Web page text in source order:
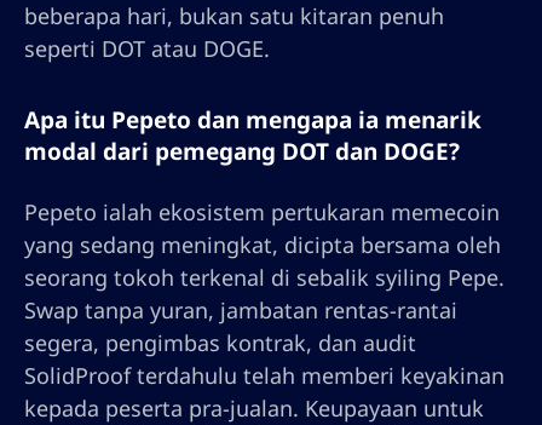
beberapa hari, bukan satu kitaran penuh
seperti DOT atau DOGE.
Apa itu Pepeto dan mengapa ia menarik
modal dari pemegang DOT dan DOGE?
Pepeto ialah ekosistem pertukaran memecoin
yang sedang meningkat, dicipta bersama oleh
seorang tokoh terkenal di sebalik syiling Pepe.
Swap tanpa yuran, jambatan rentas-rantai
segera, pengimbas kontrak, dan audit
SolidProof terdahulu telah memberi keyakinan
kepada peserta pra-jualan. Keupayaan untuk